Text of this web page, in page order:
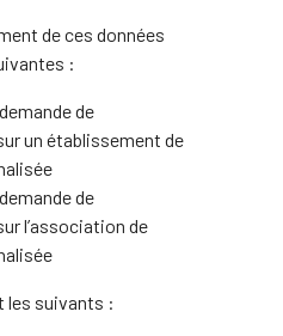
de ces données
:
de
un établissement de
de
l’association de
les suivants :